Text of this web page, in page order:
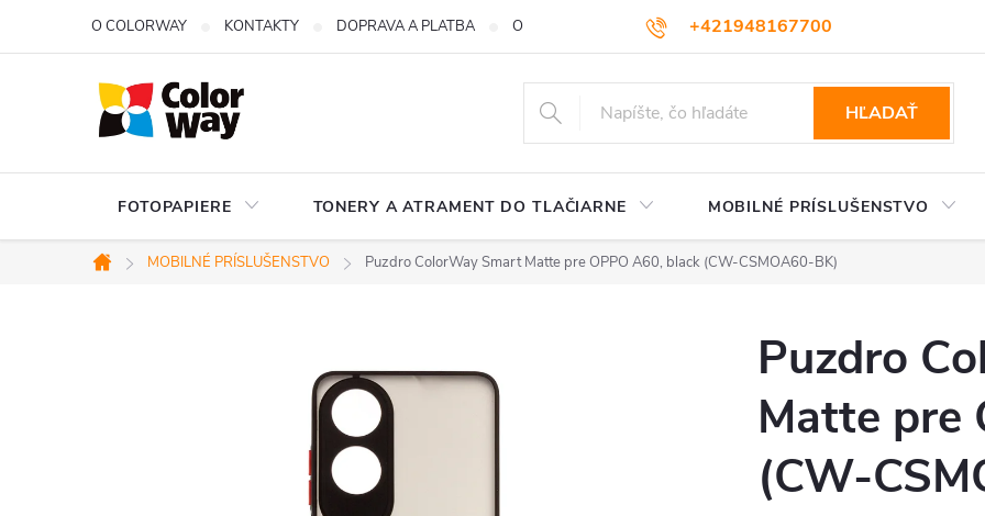
+421948167700
podpora@colorway.sk
O COLORWAY KONTAKTY DOPRAVA A PLATBA OBCHODNÉ PODMIENKY VEĽKOOBCHOD
HĽADAŤ
FOTOPAPIERE TONERY A ATRAMENT DO TLAČIARNE MOBILNÉ PRÍSLUŠENSTVO
Domov
MOBILNÉ PRÍSLUŠENSTVO Puzdro ColorWay Smart Matte pre OPPO A60, black (CW-CSMOA60-BK)
Puzdro
Matte pre
(CW-